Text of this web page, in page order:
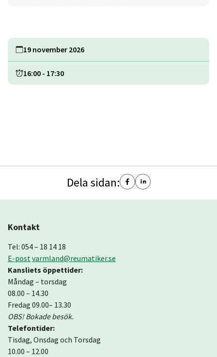
19 november 2026
16:00 - 17:30
Dela sidan:
Kontakt
Tel: 054 – 18 14 18
E-postvarmland@reumatiker.se
Kansliets öppettider:
Måndag – torsdag
08.00 – 14.30
Fredag 09.00– 13.30
OBS! Bokade besök.
Telefontider:
Tisdag, Onsdag och Torsdag
10.00 – 12.00